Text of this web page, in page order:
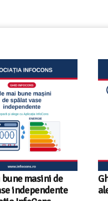
– Cum sa
de spalat vase